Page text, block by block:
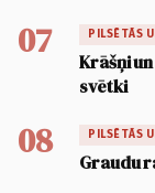
07 PILSĒTĀS
Krāšņi
svētki
08 PILSĒTĀS
Graudu